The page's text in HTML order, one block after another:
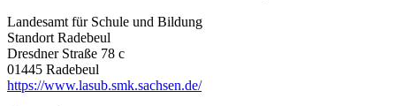
Landesamt für Schule und Bildung
Standort Radebeul
Dresdner Straße 78 c
01445 Radebeul
https://www.lasub.smk.sachsen.de/